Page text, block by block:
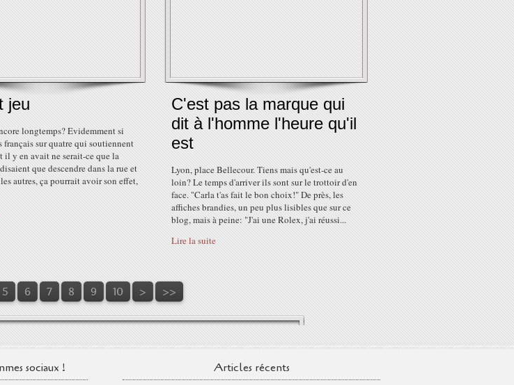
jeu
longtemps? Evidemment si
français sur quatre qui soutiennent
il y en avait ne serait-ce que la
que descendre dans la rue et
autres, ça pourrait avoir son effet,
C'est pas la marque qui
dit à l'homme l'heure qu'il
est
Lyon, place Bellecour. Tiens mais qu'est-ce au
loin? Le temps d'arriver ils sont sur le trottoir d'en
face. "Carla t'as fait le bon choix!" De près, les
affiches brandies, un peu plus lisibles que sur ce
blog, mais à peine: "J'ai une Rolex, j'ai réussi...
Lire la suite
5 6 7 8 9 10 > >>
sociaux ! Articles récents